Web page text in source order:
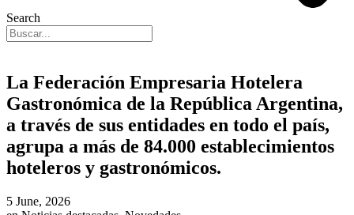
Search
La Federación Empresaria Hotelera
Gastronómica de la República Argentina,
a través de sus entidades en todo el país,
agrupa a más de 84.000 establecimientos
hoteleros y gastronómicos.
5 June, 2026